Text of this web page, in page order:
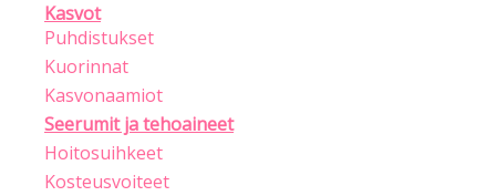
Kasvot
Puhdistukset
Kuorinnat
Kasvonaamiot
Seerumit ja tehoaineet
Hoitosuihkeet
Kosteusvoiteet